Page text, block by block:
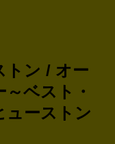
トン / オー
ベスト・
ューストン